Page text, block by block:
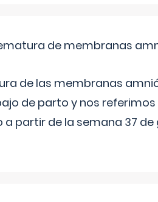
de membranas
de las membranas
de parto y nos
partir de la semana 37 de